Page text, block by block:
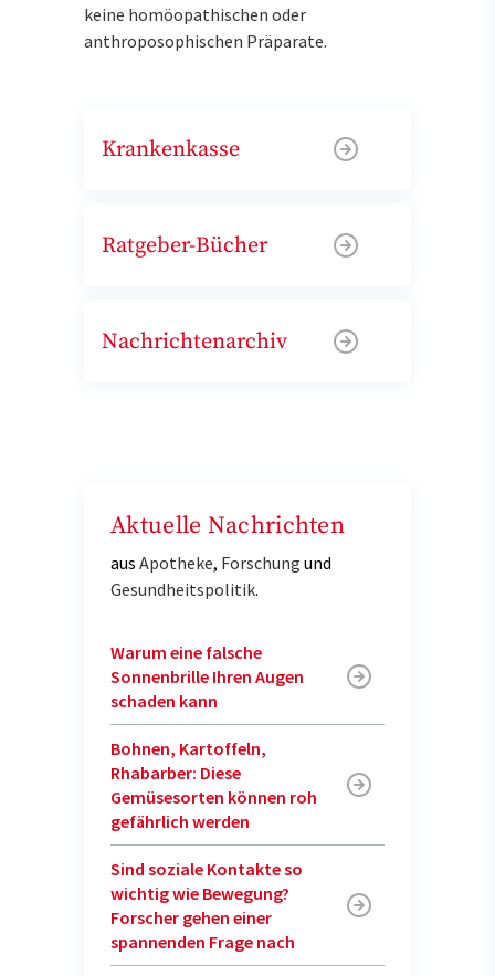
keine homöopathischen oder
anthroposophischen Präparate.
Krankenkasse
Ratgeber-Bücher
Nachrichtenarchiv
Aktuelle Nachrichten
aus Apotheke, Forschung und
Gesundheitspolitik.
Warum eine falsche
Sonnenbrille Ihren Augen
schaden kann
Bohnen, Kartoffeln,
Rhabarber: Diese
Gemüsesorten können roh
gefährlich werden
Sind soziale Kontakte so
wichtig wie Bewegung?
Forscher gehen einer
spannenden Frage nach